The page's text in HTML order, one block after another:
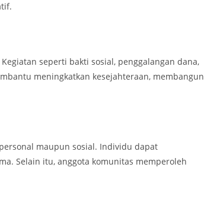
seperti bakti sosial, penggalangan dana,
meningkatkan kesejahteraan, membangun
maupun sosial. Individu dapat
Selain itu, anggota komunitas memperoleh